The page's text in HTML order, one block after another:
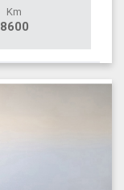
Km
8600